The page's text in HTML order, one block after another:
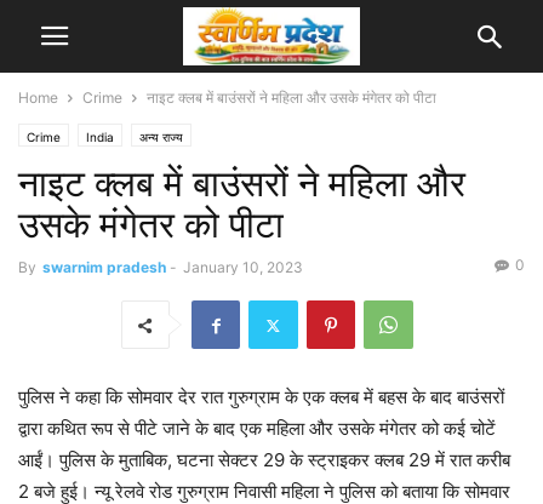
Home Crime नाइट क्लब में बाउंसरों ने महिला और उसके मंगेतर को पीटा
Crime India अन्य राज्य
नाइट क्लब में बाउंसरों ने महिला और
उसके मंगेतर को पीटा
By swarnim pradesh - January 10, 2023 0
पुलिस ने कहा कि सोमवार देर रात गुरुग्राम के एक क्लब में बहस के बाद बाउंसरों
द्वारा कथित रूप से पीटे जाने के बाद एक महिला और उसके मंगेतर को कई चोटें
आईं। पुलिस के मुताबिक, घटना सेक्टर 29 के स्ट्राइकर क्लब 29 में रात करीब
2 बजे हुई। न्यू रेलवे रोड गुरुग्राम निवासी महिला ने पुलिस को बताया कि सोमवार